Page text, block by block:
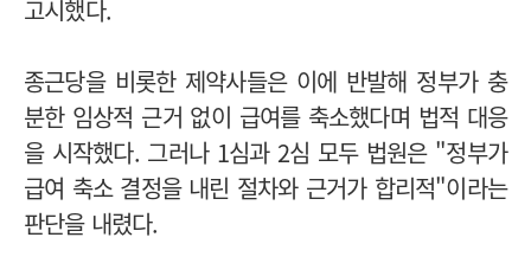
고시했다.
종근당을 비롯한 제약사들은 이에 반발해 정부가 충
분한 임상적 근거 없이 급여를 축소했다며 법적 대응
을 시작했다. 그러나 1심과 2심 모두 법원은 "정부가
급여 축소 결정을 내린 절차와 근거가 합리적"이라는
판단을 내렸다.